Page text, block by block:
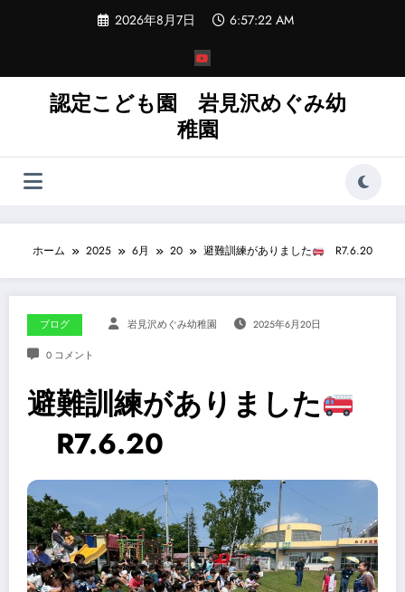
ツ
プ
2026年8月7日 6:57:23 AM
認定こども園 岩見沢めぐみ幼
稚園
ホーム 2025 6月 20 避難訓練がありました R7.6.20
ブログ 岩見沢めぐみ幼稚園 2025年6月20日
0 コメント
避難訓練がありました
R7.6.20